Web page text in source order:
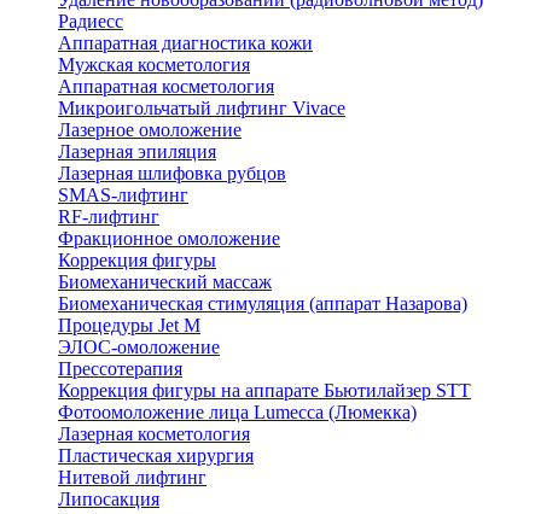
Радиесс
Аппаратная диагностика кожи
Мужская косметология
Аппаратная косметология
Микроигольчатый лифтинг Vivace
Лазерное омоложение
Лазерная эпиляция
Лазерная шлифовка рубцов
SMAS-лифтинг
RF-лифтинг
Фракционное омоложение
Коррекция фигуры
Биомеханический массаж
Биомеханическая стимуляция (аппарат Назарова)
Процедуры Jet M
ЭЛОС-омоложение
Прессотерапия
Коррекция фигуры на аппарате Бьютилайзер STT
Фотоомоложение лица Lumecca (Люмекка)
Лазерная косметология
Пластическая хирургия
Нитевой лифтинг
Липосакция